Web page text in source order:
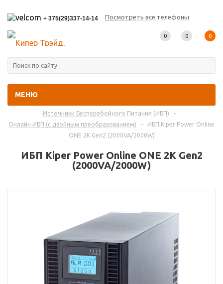
+ 375(29)337-14-14 Посмотреть все телефоны
МЕНЮ
0 0 0
Источники Бесперебойного Питания (ИБП)
-
Онлайн ИБП (с двойным преобразованием)
-
ИБП Kiper Power Online
ONE 2K Gen2 (2000VA/2000W)
ИБП Kiper Power Online ONE 2K Gen2
(2000VA/2000W)